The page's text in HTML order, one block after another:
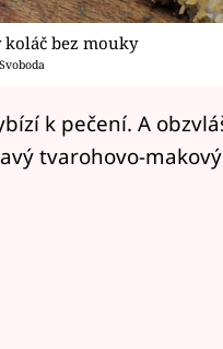
bez mouky
k pečení. A
tvarohovo-